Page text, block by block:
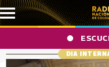
Pasar al contenido principal
DIA